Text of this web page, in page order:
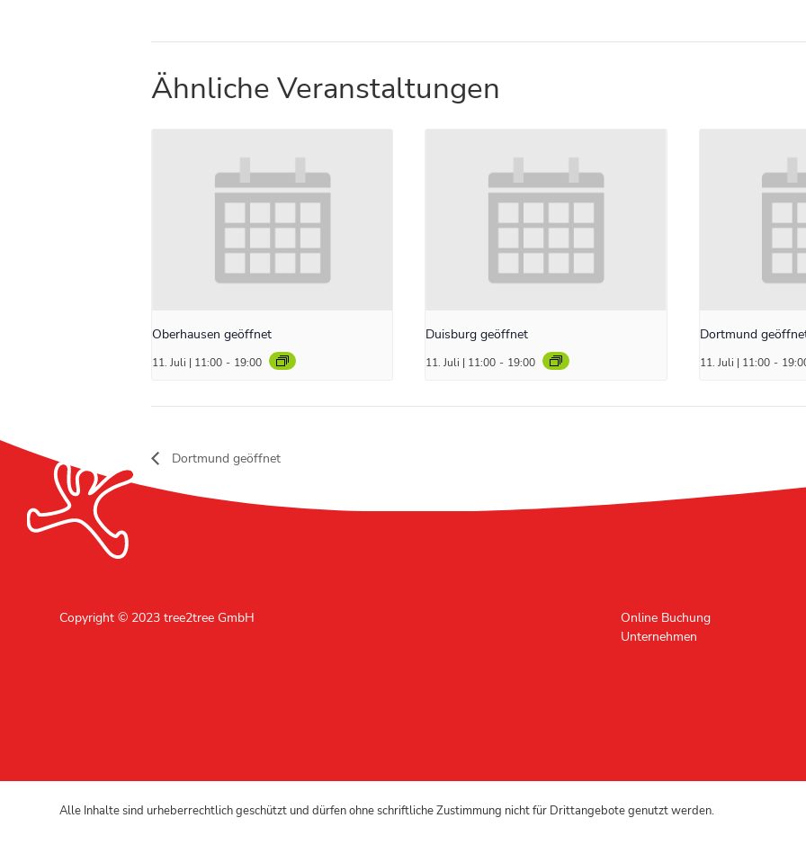
Ähnliche Veranstaltungen
Oberhausen geöffnet
11. Juli | 11:00 - 19:00
Duisburg geöffnet
11. Juli | 11:00 - 19:00
Dortmund
11. Juli | 11:00 -
Dortmund geöffnet
Copyright © 2023 tree2tree GmbH
Online Buchung
Unternehmen
Alle Inhalte sind urheberrechtlich geschützt und dürfen ohne schriftliche Zustimmung nicht für Drittangebote genutzt werden.